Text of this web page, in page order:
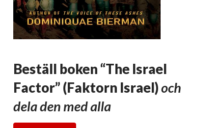
Beställ boken “The Israel
Factor” (Faktorn Israel)och
dela den med alla